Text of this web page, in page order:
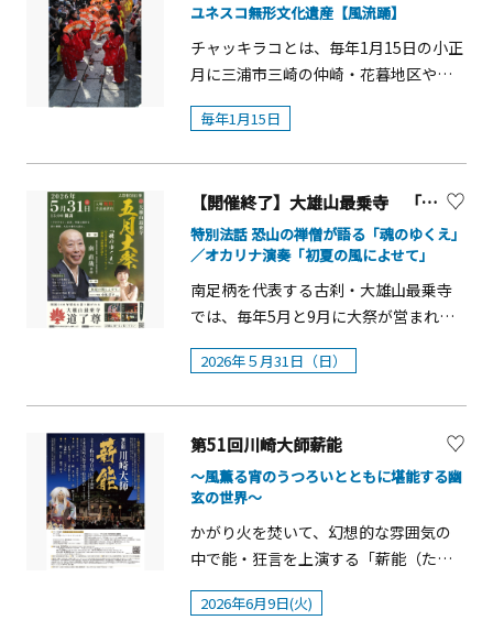
が来場し、鍋のふるまいなどで来場者
と交流。小田原の 北條手作り甲冑隊 も
登場し、勇壮な演出で会場を盛り上げ
ます。夜には花火の打ち上げも予定さ
れ、にぎやかな一日を楽しめます。 開
※小雨決行・雨天延期（予備日：3月29
日）■時間：11：00〜19：00■会場：
場：無料／事前申込不要 （※当日運営
援：真鶴町、東日本旅客鉄道（JR） 横
浜支社■提供：オザワ企画株式会社■
協賛：岩漁業協同組合、真鶴町漁協、
真鶴町商工会、真鶴町観光協会■主
催：一般社団法人MMK 【源頼朝旗挙祭
について】源頼朝船出の浜として知ら
れる真鶴町・岩海岸。1180年（治承4
年）、石橋山の戦いに敗れた源頼朝は
土肥郷（現在の真鶴町・湯河原町）に
おちのび、この浜から安房（現在の千
葉県南部）に渡りました。当イベント
は、岩海岸周辺の住民が頼朝一行に海
の幸をふんだんに使った食事を振る舞
い。 255-0003 神奈川県中郡大磯町大磯
1289 鴫立庵 西行祭献詠
俳句・短歌募集係 ・電子投稿 鴫立庵
ホームページ内の応募フォームよりご
応募ください。
ユネスコ無形文化遺産【風流踊】
チャッキラコとは、毎年1月15日の小正
月に三浦市三崎の仲崎・花暮地区や海
南神社で行われる豊漁・豊作や商売繁
盛などを祈願する踊りで、女性だけで
志』（宝暦6年（1756）刊行）の年中行
事の項に「〇初瀬踊 一名日ヤリ 十五日
女児集リ踊ル」とあることから約250年
前から伝承されてきたことが伺えま
す。また、踊りには2つの伝説が伝えら
原資盈の奥方盈渡姫が、庶民の娘に教
舞を所望し、母親が唄い、娘が舞った
というものです。現在でも、下を向き、
真顔で踊っていますが、これは当時庶
民が殿様（源頼朝）の前で踊るとき
に、顔をあげて笑顔で踊ることができ
れています。古代・中世まで遡るかは
毎年1月15日
【開催終了】大雄山最乗寺 「道了尊五月大祭特別行事」【南足柄市】
特別法話 恐山の禅僧が語る「魂のゆくえ」
／オカリナ演奏「初夏の風によせて」
南足柄を代表する古刹・大雄山最乗寺
では、毎年5月と9月に大祭が営まれま
す。本年5月の大祭では、日本三代霊場
の一つ「霊場恐山」菩提寺院代の南直
くするメッセージ をいただきます。
第二部として オカリナ奏者小林洋子
（こばやしようこ）さまより「初夏の
風によせて」をテーマに演奏をいただ
きます。 新緑に包まれた静かな境内
風が響きわたり、心安らぐひとときを
2026年５月31日（日）
第51回川崎大師薪能
～風薫る宵のうつろいとともに堪能する幽
玄の世界～
かがり火を焚いて、幻想的な雰囲気の
中で能・狂言を上演する「薪能（たき
ぎのう）」。屋外の開放的な空間で、
格式ある舞台を気軽に楽しむことがで
2026年6月9日(火)